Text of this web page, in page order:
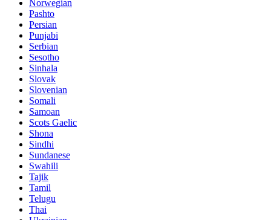
Norwegian
Pashto
Persian
Punjabi
Serbian
Sesotho
Sinhala
Slovak
Slovenian
Somali
Samoan
Scots Gaelic
Shona
Sindhi
Sundanese
Swahili
Tajik
Tamil
Telugu
Thai